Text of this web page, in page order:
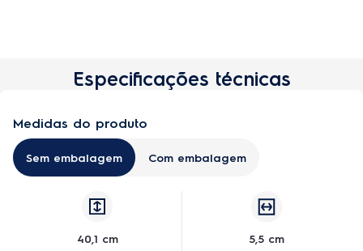
Comprar
Especificações técnicas
Medidas do produto
Sem embalagem Com embalagem
40,1 cm 5,5 cm